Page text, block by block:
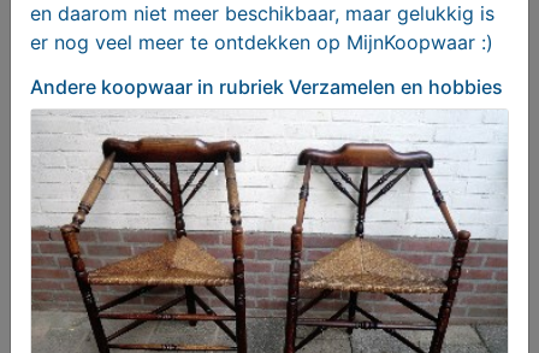
Kropfeld Scania 71204 AWM
Vanaf € 17,50
en daarom niet meer beschikbaar, maar gelukkig is
er nog veel meer te ontdekken op MijnKoopwaar :)
Andere koopwaar in rubriek Verzamelen en hobbies